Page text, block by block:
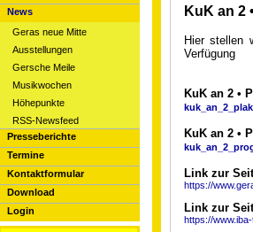
News
Geras neue Mitte
Ausstellungen
Gersche Meile
Musikwochen
Höhepunkte
RSS-Newsfeed
Presseberichte
Termine
Kontaktformular
Download
Login
KuK an 2
Hier stellen
Verfügung
KuK an 2 •
KuK an 2 •
Link zur
https://
Link zur
https://